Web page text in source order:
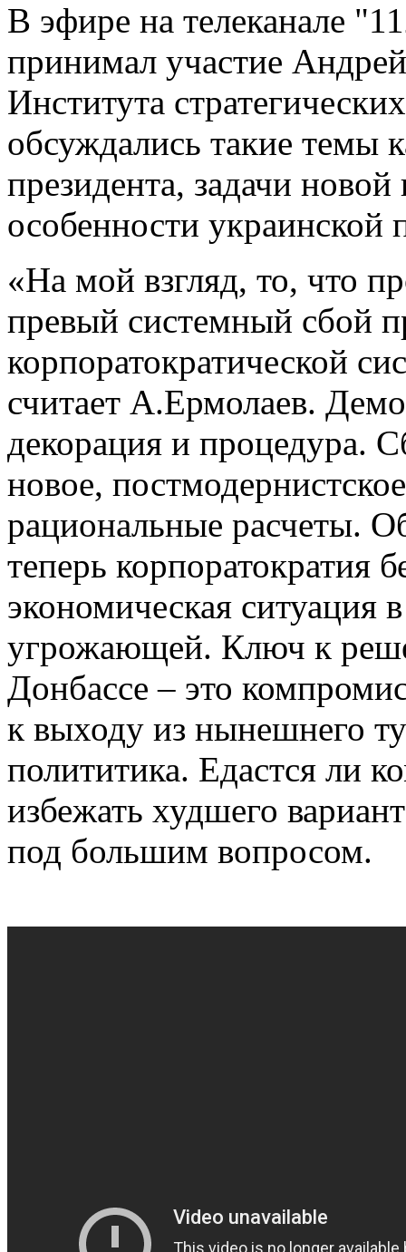
В эфире на телеканале
принимал участие
Института
обсуждались такие темы
президента, задачи новой
особенности украинской
«На мой взгляд, то, что
превый системный сбой
корпоратократической
считает А.Ермолаев.
декорация и процедура.
новое,
рациональные расчеты.
теперь корпоратократия
экономическая ситуация
угрожающей. Ключ к
Донбассе – это
к выходу из нынешнего
полититика. Eдастся ли
избежать худшего
под большим вопросом.